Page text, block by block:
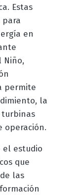
Estas
para
en
Niño,
permite
la
turbinas
operación.
el estudio
que
las